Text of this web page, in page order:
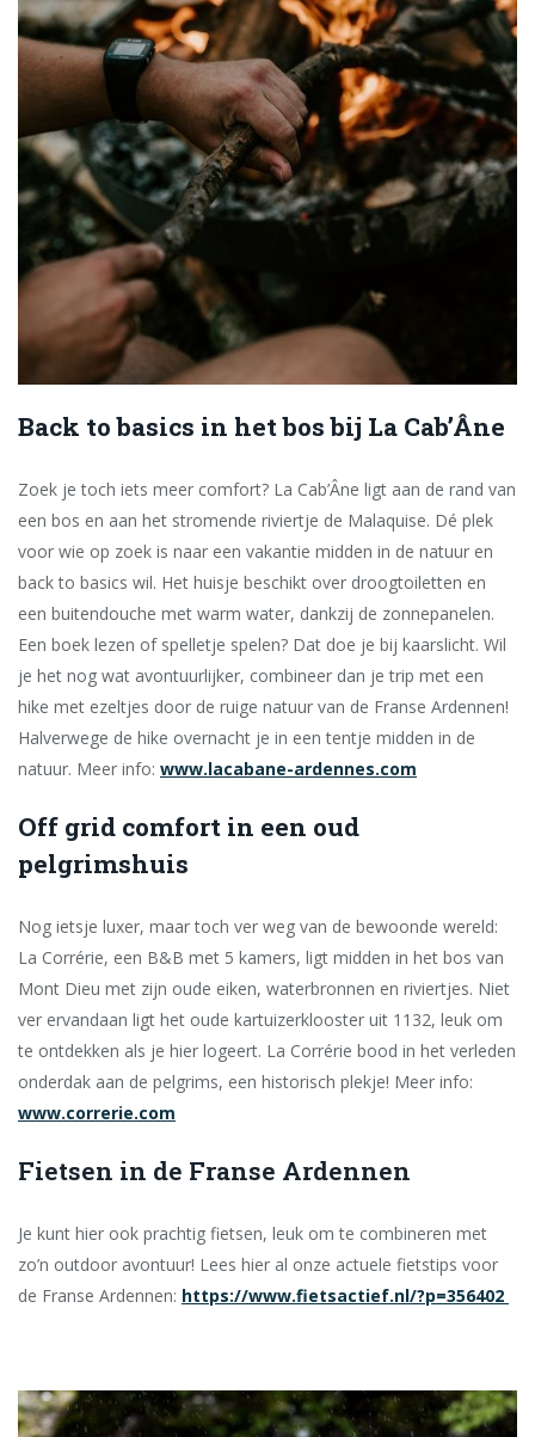
Back to basics in het bos bij La Cab’Âne
Zoek je toch iets meer comfort? La Cab’Âne ligt aan de rand van
een bos en aan het stromende riviertje de Malaquise. Dé plek
voor wie op zoek is naar een vakantie midden in de natuur en
back to basics wil. Het huisje beschikt over droogtoiletten en
een buitendouche met warm water, dankzij de zonnepanelen.
Een boek lezen of spelletje spelen? Dat doe je bij kaarslicht. Wil
je het nog wat avontuurlijker, combineer dan je trip met een
hike met ezeltjes door de ruige natuur van de Franse Ardennen!
Halverwege de hike overnacht je in een tentje midden in de
natuur. Meer info: www.lacabane-ardennes.com
Off grid comfort in een oud
pelgrimshuis
Nog ietsje luxer, maar toch ver weg van de bewoonde wereld:
La Corrérie, een B&B met 5 kamers, ligt midden in het bos van
Mont Dieu met zijn oude eiken, waterbronnen en riviertjes. Niet
ver ervandaan ligt het oude kartuizerklooster uit 1132, leuk om
te ontdekken als je hier logeert. La Corrérie bood in het verleden
onderdak aan de pelgrims, een historisch plekje! Meer info:
www.correrie.com
Fietsen in de Franse Ardennen
Je kunt hier ook prachtig fietsen, leuk om te combineren met
zo’n outdoor avontuur! Lees hier al onze actuele fietstips voor
de Franse Ardennen: https://www.fietsactief.nl/?p=356402